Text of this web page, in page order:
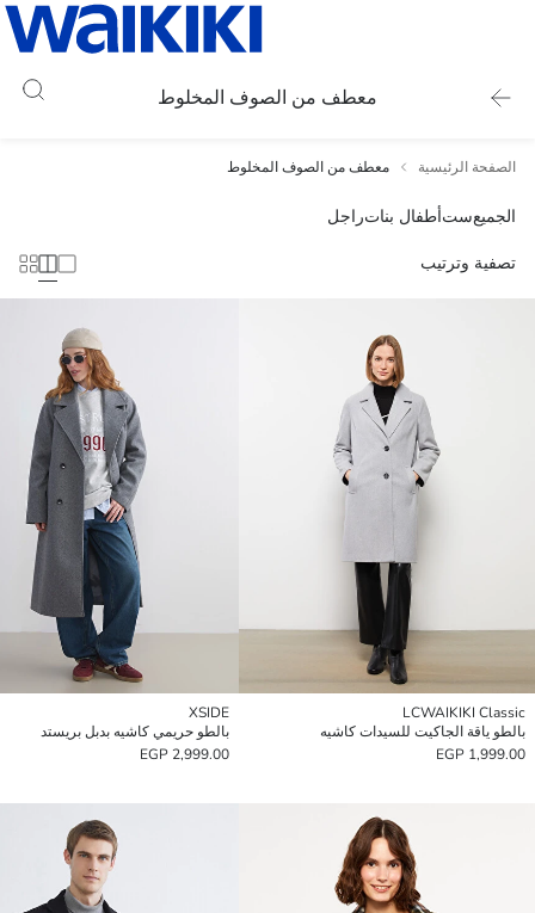
معطف من الصوف المخلوط
الصفحة الرئيسية معطف من الصوف المخلوط
الجميعستأطفال بناتراجل
تصفية وترتيب
LCWAIKIKI Classic
بالطو ياقة الجاكيت للسيدات كاشيه
1,999.00 EGP
XSIDE
بالطو حريمي كاشيه بدبل بريستد
2,999.00 EGP